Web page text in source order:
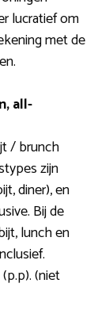
lucratief om
met de
all-
/ brunch
zijn
diner), en
Bij de
lunch en
(niet